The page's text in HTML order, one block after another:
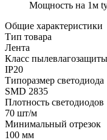
Мощность на 1м
Общие характеристики
Тип товара
Лента
Класс пылевлагозащиты
IP20
Типоразмер светодиода
SMD 2835
Плотность светодиодов
70 шт/м
Минимальный отрезок
100 мм